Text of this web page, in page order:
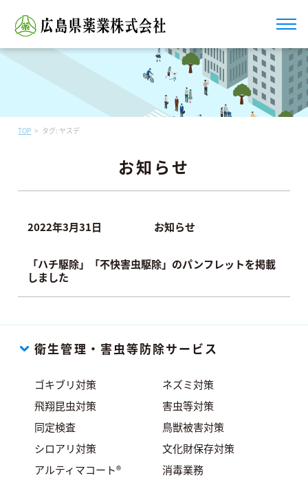
TOP タグ: ヤスデ
お知らせ
2022年3月31日 お知らせ
「ハチ駆除」「不快害虫駆除」のパンフレットを掲載
しました
衛生管理・害虫等防除サービス
ゴキブリ対策
ネズミ対策
飛翔昆虫対策
害虫等対策
同定検査
鳥獣被害対策
シロアリ対策
文化財保存対策
アルティマコート®
消毒業務